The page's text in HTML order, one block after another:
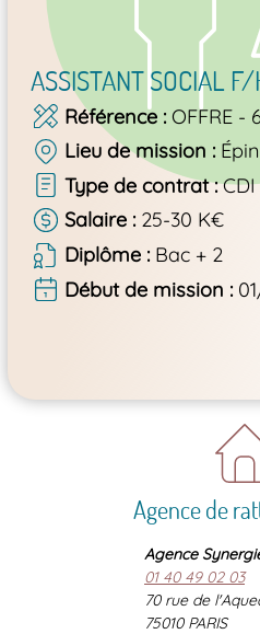
ASSISTANT SOCIAL F/
Référence OFFRE -
Lieu de mission
Type de contrat CDI
Salaire
25-30 K€
Diplôme
Bac + 2
Début de mission
Agence de
Agence
01 40 49 02 03
70 rue de
75010 PARIS